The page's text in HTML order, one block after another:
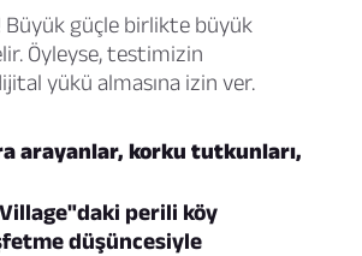
Büyük güçle birlikte büyük
Öyleyse, testimizin
yükü almasına izin ver.
arayanlar, korku tutkunları,
perili köy
düşüncesiyle